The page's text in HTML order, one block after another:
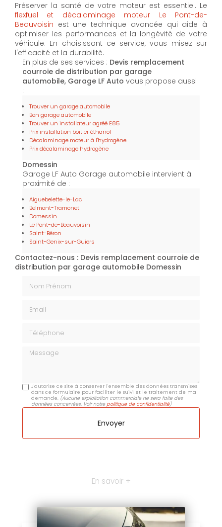
Préserver la santé de votre moteur est essentiel. Le
flexfuel et décalaminage moteur Le Pont-de-
Beauvoisin est une technique avancée qui aide à
optimiser les performances et la longévité de votre
véhicule. En choisissant ce service, vous misez sur
l'efficacité et la durabilité.
En plus de ses services : Devis remplacement
courroie de distribution par garage
automobile, Garage LF Auto vous propose aussi
:
Trouver un garage automobile
Bon garage automobile
Trouver un installateur agréé E85
Prix installation boitier éthanol
Décalaminage moteur à l'hydrogène
Prix décalaminage hydrogène
Domessin
Garage LF Auto Garage automobile intervient à
proximité de :
Aiguebelette-le-Lac
Belmont-Tramonet
Domessin
Le Pont-de-Beauvoisin
Saint-Béron
Saint-Genix-sur-Guiers
Contactez-nous : Devis remplacement courroie de
distribution par garage automobile Domessin
Message
J'autorise ce site à conserver l'ensemble des données transmises
dans ce formulaire pour faciliter le suivi et le traitement de ma
demande. (Aucune exploitation commerciale ne sera faite des
données concervées. Voir notrepolitique de confidentialité)
En savoir +